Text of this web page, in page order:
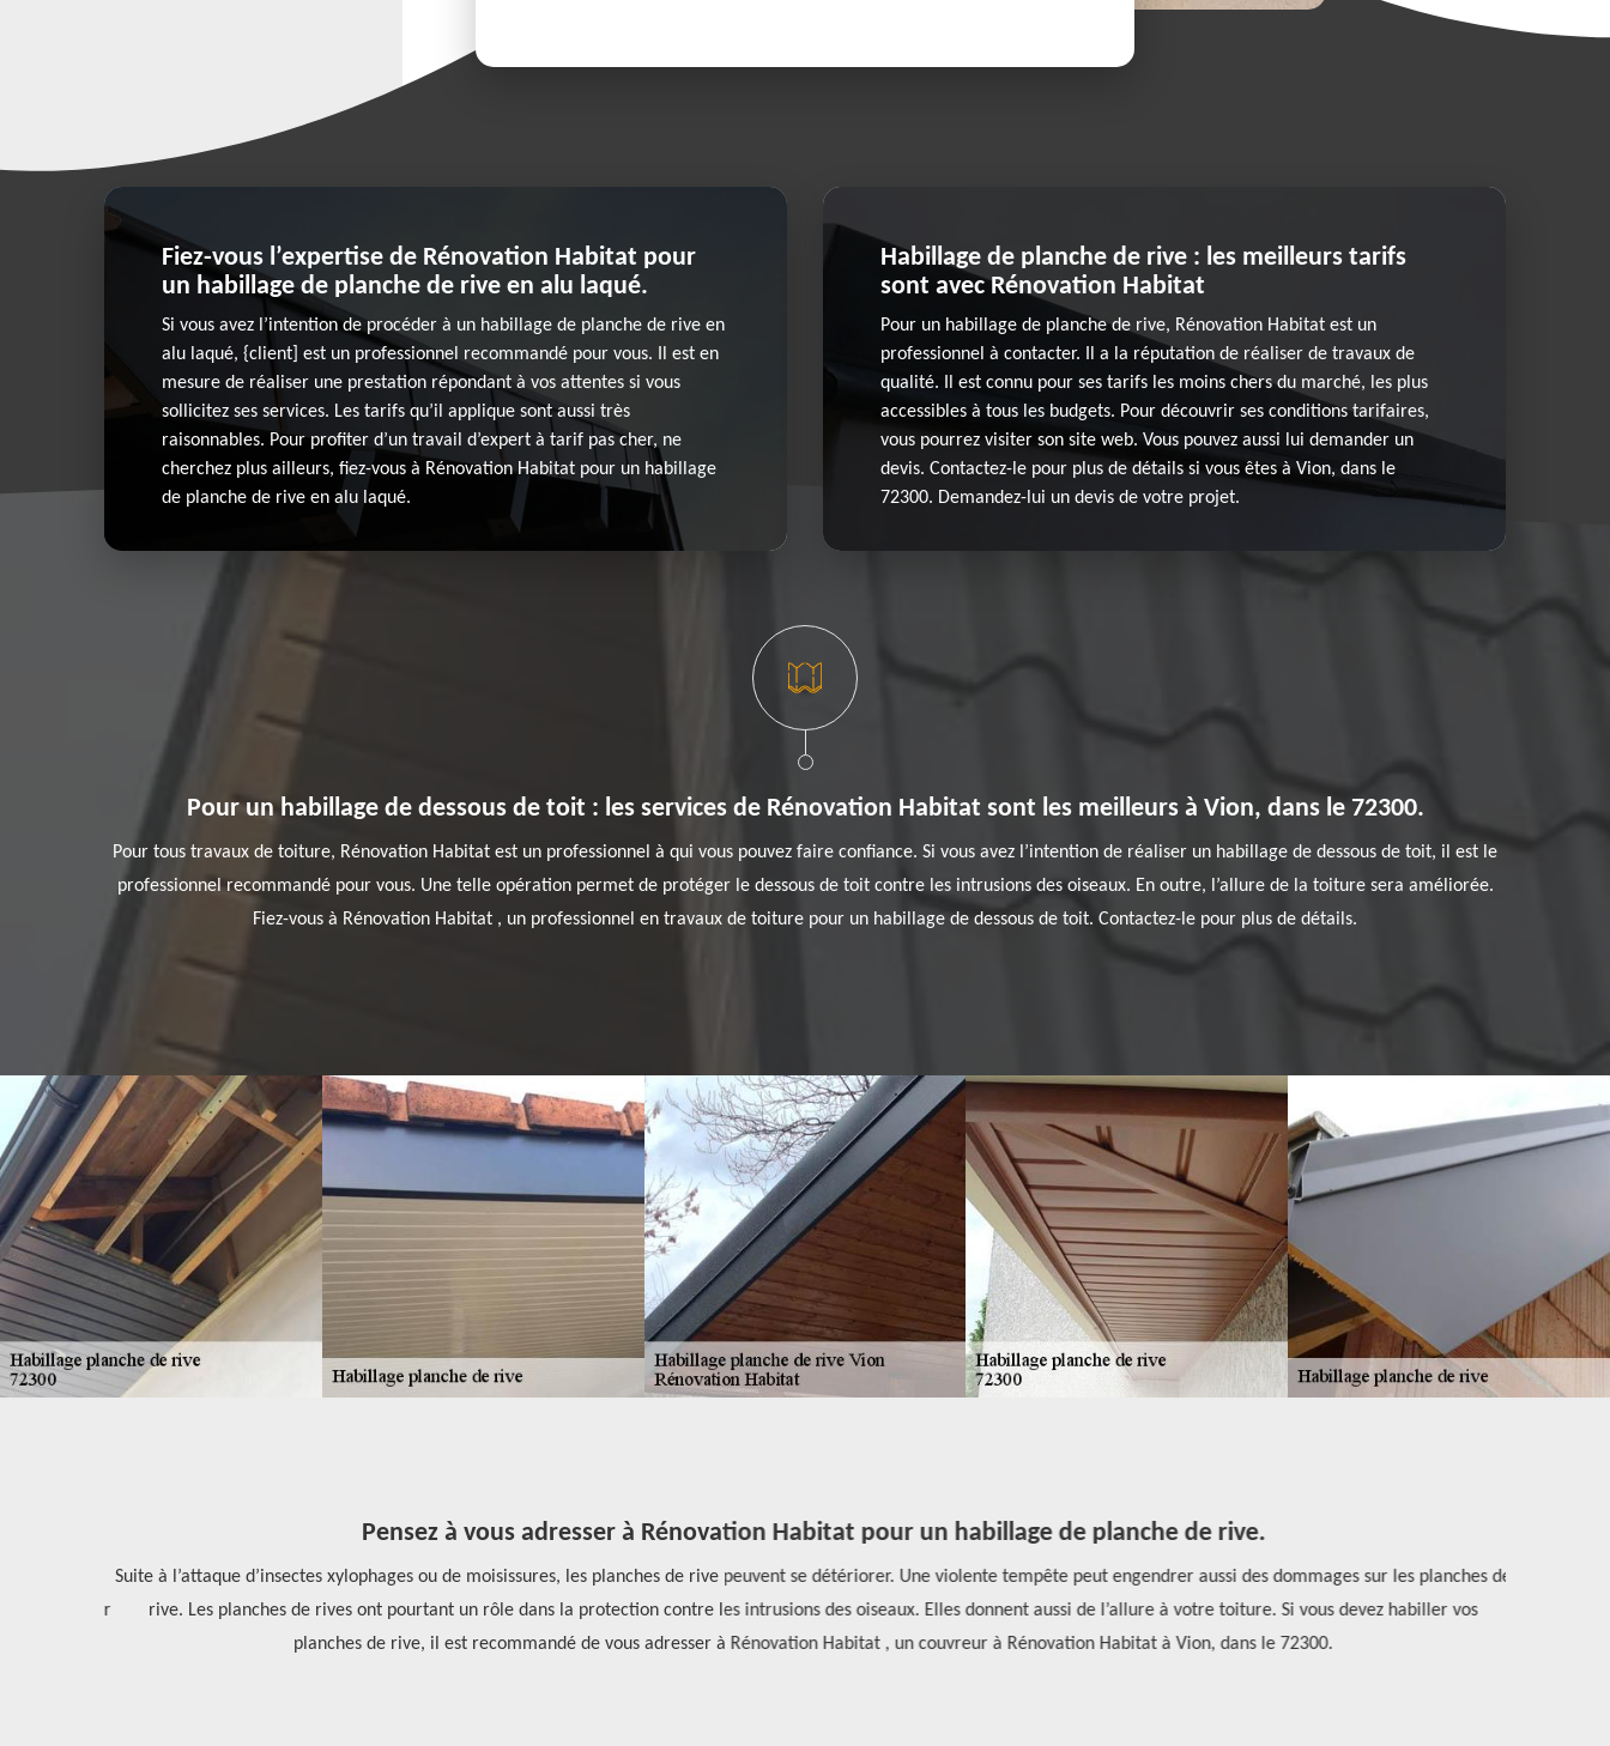
Fiez-vous l’expertise de Rénovation Habitat pour
un habillage de planche de rive en alu laqué.
Si vous avez l’intention de procéder à un habillage de planche de rive en
alu laqué, {client] est un professionnel recommandé pour vous. Il est en
mesure de réaliser une prestation répondant à vos attentes si vous
sollicitez ses services. Les tarifs qu’il applique sont aussi très
raisonnables. Pour profiter d’un travail d’expert à tarif pas cher, ne
cherchez plus ailleurs, fiez-vous à Rénovation Habitat pour un habillage
de planche de rive en alu laqué.
Habillage de planche de rive : les meilleurs tarifs
sont avec Rénovation Habitat
Pour un habillage de planche de rive, Rénovation Habitat est un
professionnel à contacter. Il a la réputation de réaliser de travaux de
qualité. Il est connu pour ses tarifs les moins chers du marché, les plus
accessibles à tous les budgets. Pour découvrir ses conditions tarifaires,
vous pourrez visiter son site web. Vous pouvez aussi lui demander un
devis. Contactez-le pour plus de détails si vous êtes à Vion, dans le
72300. Demandez-lui un devis de votre projet.
Pour un habillage de dessous de toit : les services de Rénovation Habitat sont les meilleurs à Vion, dans le 72300.
Pour tous travaux de toiture, Rénovation Habitat est un professionnel à qui vous pouvez faire confiance. Si vous avez l’intention de réaliser un habillage de dessous de toit, il est le
professionnel recommandé pour vous. Une telle opération permet de protéger le dessous de toit contre les intrusions des oiseaux. En outre, l’allure de la toiture sera améliorée.
Fiez-vous à Rénovation Habitat , un professionnel en travaux de toiture pour un habillage de dessous de toit. Contactez-le pour plus de détails.
Pensez à vous adresser à Rénovation Habitat pour un habillage de planche de rive.
Suite à l’attaque d’insectes xylophages ou de moisissures, les planches de rive peuvent se détériorer. Une violente tempête peut engendrer aussi des dommages sur les planches de
rive. Les planches de rives ont pourtant un rôle dans la protection contre les intrusions des oiseaux. Elles donnent aussi de l’allure à votre toiture. Si vous devez habiller vos
planches de rive, il est recommandé de vous adresser à Rénovation Habitat , un couvreur à Rénovation Habitat à Vion, dans le 72300.